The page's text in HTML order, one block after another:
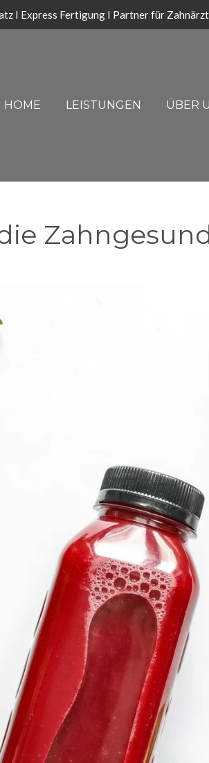
I Express Fertigung I Partner für
HOME LEISTUNGEN ÜBER